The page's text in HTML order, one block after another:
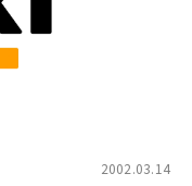
2002.03.14